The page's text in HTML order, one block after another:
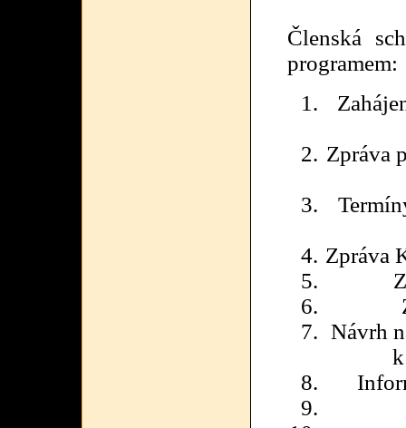
Členská
programem:
Zpráva
Zpráva
Návrh